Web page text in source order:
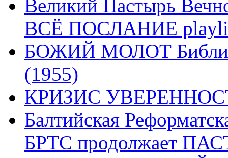
Великий Пастырь
ВСЁ ПОСЛАНИЕ
БОЖИЙ МОЛОТ Библия
(1955)
КРИЗИС
Балтийская
БРТС продолжает